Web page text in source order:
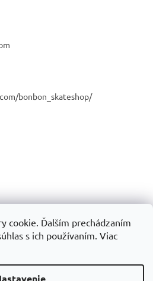
cookie. Ďalším prechádzaním
s ich používaním. Viac
bonbon_skateshop/
Vytvoril Shoptet